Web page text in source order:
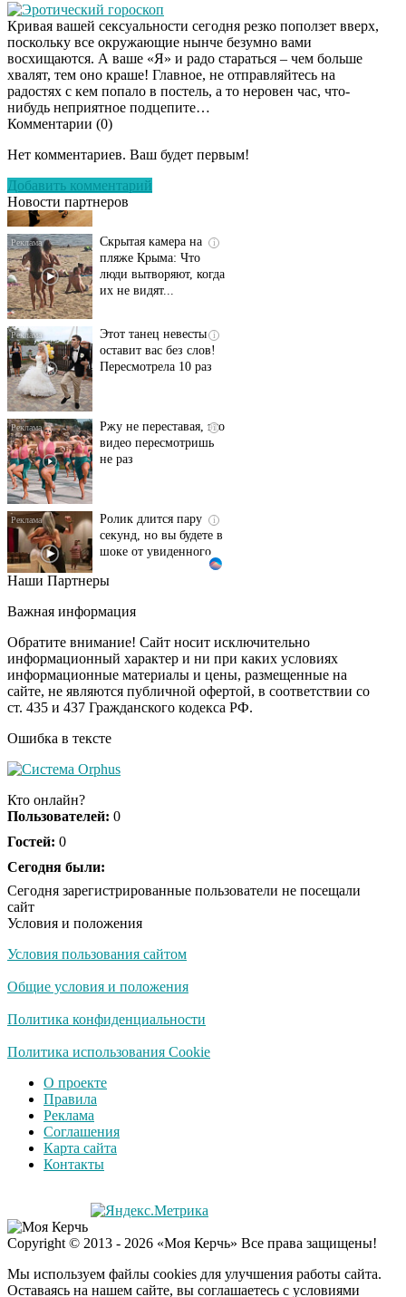
Эротический гороскоп
Кривая вашей сексуальности сегодня резко поползет вверх,
поскольку все окружающие нынче безумно вами
восхищаются. А ваше «Я» и радо стараться – чем больше
хвалят, тем оно краше! Главное, не отправляйтесь на
радостях с кем попало в постель, а то неровен час, что-
нибудь неприятное подцепите…
Комментарии (0)
Нет комментариев. Ваш будет первым!
Добавить комментарий
Новости партнеров
Ролик длится
смеяться вы будете
долго
пляже Крыма: Что
люди вытворяют, когда
их не видят...
оставит вас без слов!
Пересмотрела 10 раз
видео пересмотришь
не раз
секунд, но вы будете в
шоке от увиденного
Ролик из Омска: вы
i
Королева вагона
отожгла! Видео не
оставит равнодушным
Наши Партнеры
Важная информация
Обратите внимание! Сайт носит исключительно
информационный характер и ни при каких условиях
информационные материалы и цены, размещенные на
сайте, не являются публичной офертой, в соответствии со
ст. 435 и 437 Гражданского кодекса РФ.
Ошибка в тексте
Кто онлайн?
Пользователей: 0
Гостей: 0
Сегодня были:
Сегодня зарегистрированные пользователи не посещали
сайт
Условия и положения
Условия пользования сайтом
Общие условия и положения
Политика конфиденциальности
Политика использования Cookie
О проекте
Правила
Реклама
Соглашения
Карта сайта
Контакты
Copyright © 2013 - 2026 «Моя Керчь» Все права защищены!
Мы используем файлы cookies для улучшения работы сайта.
Оставаясь на нашем сайте, вы соглашаетесь с условиями